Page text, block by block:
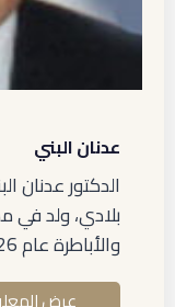
عدنان البني
الدكتور عدنان
بلادي، ولد
والأباطرة عام 1926، انهى…